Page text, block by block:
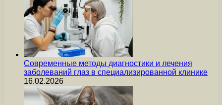
Современные методы диагностики и лечения
заболеваний глаз в специализированной клинике
16.02.2026